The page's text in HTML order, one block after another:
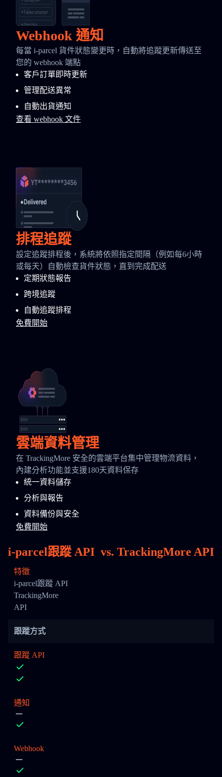
Webhook 通知
每當 i-parcel 貨件狀態變更時，自動將追蹤更新傳送至
您的 webhook 端點
客戶訂單即時更新
管理配送異常
自動出貨通知
查看 webhook 文件
排程追蹤
設定追蹤排程後，系統將依照指定間隔（例如每6小時
或每天）自動檢查貨件狀態，直到完成配送
定期狀態報告
跨境追蹤
自動追蹤排程
免費開始
雲端資料管理
在 TrackingMore 安全的雲端平台集中管理物流資料，
內建分析功能並支援180天資料保存
統一資料儲存
分析與報告
資料備份與安全
免費開始
i-parcel跟蹤 API vs. TrackingMore API
特徵
i-parcel跟蹤 API
TrackingMore
API
跟蹤方式
跟蹤 API
通知
Webhook